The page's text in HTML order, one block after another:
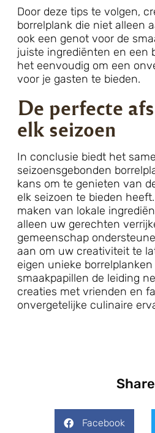
Door deze tips te volgen,
borrelplank die niet alleen
ook een genot voor de
juiste ingrediënten en een
het eenvoudig om een
voor je gasten te bieden.
De perfecte
elk seizoen
In conclusie biedt het
seizoensgebonden
kans om te genieten van
elk seizoen te bieden
maken van lokale
alleen uw gerechten
gemeenschap
aan om uw creativiteit te
eigen unieke
smaakpapillen de leiding
creaties met vrienden en
onvergetelijke culinaire
Facebook